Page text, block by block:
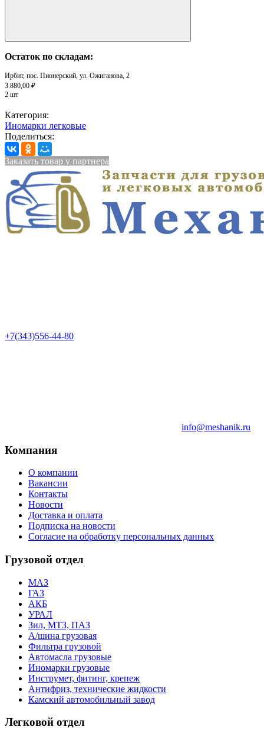
Остаток по складам:
Ирбит, пос. Пионерский, ул. Ожиганова, 2
3.880,00 ₽
2 шт
Категория:
Иномарки легковые
Поделиться:
Заказать товар у партнера
+7(343)556-44-80
info@meshanik.ru
Компания
О компании
Вакансии
Контакты
Новости
Доставка и оплата
Подписка на новости
Согласие на обработку персональных данных
Грузовой отдел
МАЗ
ГАЗ
АКБ
УРАЛ
Зил, МТЗ, ПАЗ
А/шина грузовая
Фильтра грузовой
Автомасла грузовые
Иномарки грузовые
Инструмет, фитинг, крепеж
Антифриз, технические жидкости
Камский автомобильный завод
Легковой отдел